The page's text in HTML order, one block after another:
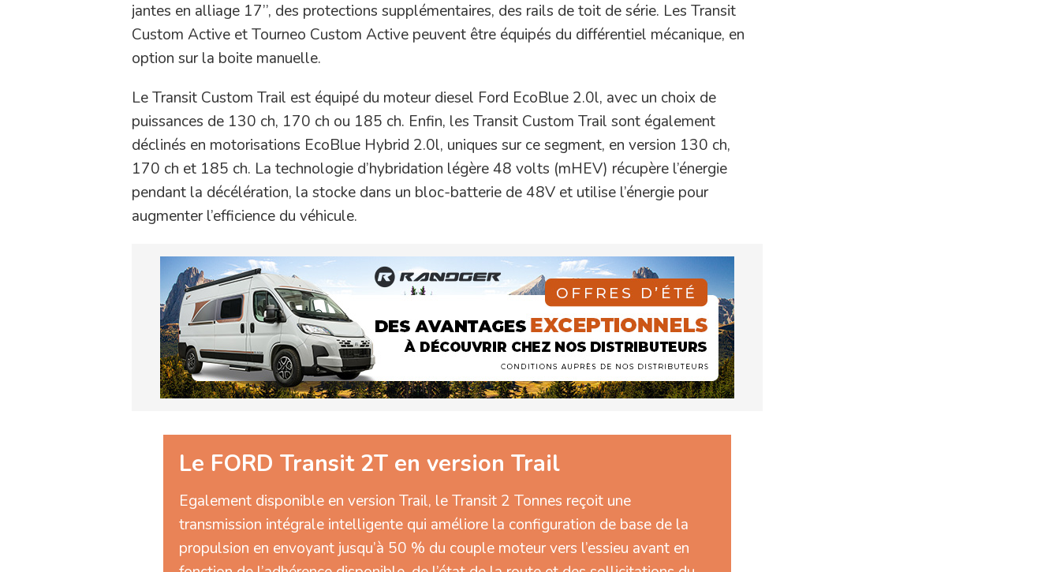
jantes en alliage 17’’, des protections supplémentaires, des rails de toit de série. Les Transit
Custom Active et Tourneo Custom Active peuvent être équipés du différentiel mécanique, en
option sur la boite manuelle.
Le Transit Custom Trail est équipé du moteur diesel Ford EcoBlue 2.0l, avec un choix de
puissances de 130 ch, 170 ch ou 185 ch. Enfin, les Transit Custom Trail sont également
déclinés en motorisations EcoBlue Hybrid 2.0l, uniques sur ce segment, en version 130 ch,
170 ch et 185 ch. La technologie d’hybridation légère 48 volts (mHEV) récupère l’énergie
pendant la décélération, la stocke dans un bloc-batterie de 48V et utilise l’énergie pour
augmenter l’efficience du véhicule.
Le FORD Transit 2T en version Trail
Egalement disponible en version Trail, le Transit 2 Tonnes reçoit une
transmission intégrale intelligente qui améliore la configuration de base de la
propulsion en envoyant jusqu’à 50 % du couple moteur vers l’essieu avant en